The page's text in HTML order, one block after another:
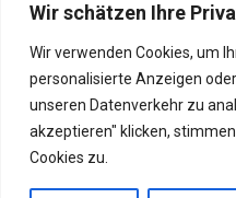
Wir schätzen Ihre
Wir verwenden Cookies, um
personalisierte Anzeigen
unseren Datenverkehr zu
akzeptieren" klicken,
Cookies zu.
Montag - Freitag 08:00 - 17:00
Schauen Sie sich unsere
InstagramFacebook